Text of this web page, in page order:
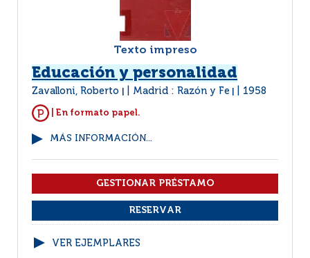
Texto impreso
Educación y personalidad
Zavalloni, Roberto Madrid : Razón y Fe 1958
| En formato papel.
MÁS INFORMACIÓN...
VER EJEMPLARES